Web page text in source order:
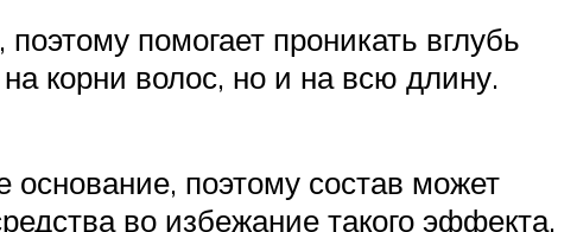
помогает проникать вглубь
корни волос, но и на всю длину.
поэтому состав может
во избежание такого эффекта.